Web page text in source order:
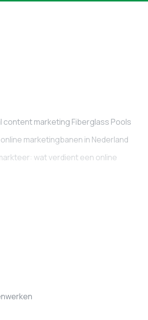
content marketing Fiberglass Pools
marketingbanen in Nederland
wat verdient een online